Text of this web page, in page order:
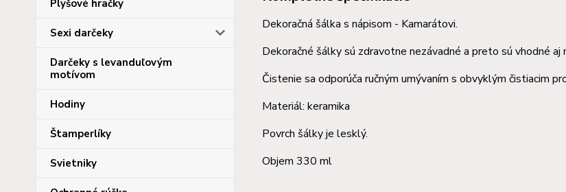
Plyšové hračky
Sexi darčeky
Darčeky s levanduľovým
motívom
Hodiny
Štamperlíky
Svietniky
Dekoračná šálka s nápisom - Kamarátovi.
Dekoračné šálky sú zdravotne nezávadné a preto sú vhodné aj
Čistenie sa odporúča ručným umývaním s obvyklým čistiacim
Materiál: keramika
Povrch šálky je lesklý.
Objem 330 ml